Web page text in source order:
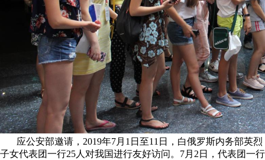
应公安部邀请，2019年7月1日至11日，白俄罗斯内务部英烈
子女代表团一行25人对我国进行友好访问。7月2日，代表团一行